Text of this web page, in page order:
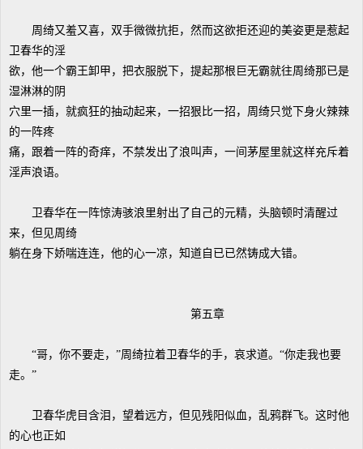
周绮又羞又喜，双手微微抗拒，然而这欲拒还迎的美姿更是惹起
卫春华的淫
欲，他一个霸王卸甲，把衣服脱下，提起那根巨无霸就往周绮那已是
湿淋淋的阴
穴里一插，就疯狂的抽动起来，一招狠比一招，周绮只觉下身火辣辣
的一阵疼
痛，跟着一阵的奇痒，不禁发出了浪叫声，一间茅屋里就这样充斥着
淫声浪语。
卫春华在一阵惊涛骇浪里射出了自己的元精，头脑顿时清醒过
来，但见周绮
躺在身下娇喘连连，他的心一凉，知道自已已然铸成大错。
第五章
“哥，你不要走，”周绮拉着卫春华的手，哀求道。“你走我也要
走。”
卫春华虎目含泪，望着远方，但见残阳似血，乱鸦群飞。这时他
的心也正如